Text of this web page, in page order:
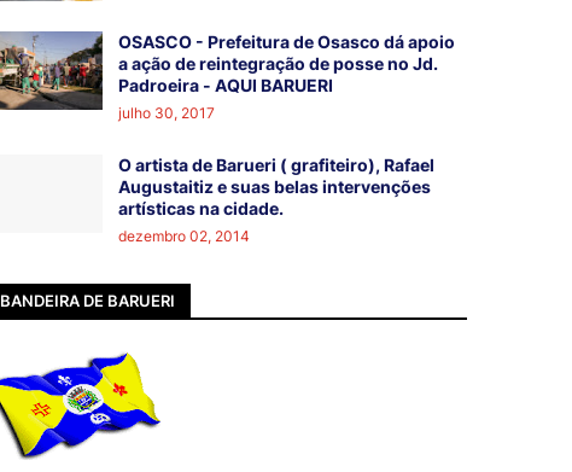
OSASCO - Prefeitura de Osasco dá apoio
a ação de reintegração de posse no Jd.
Padroeira - AQUI BARUERI
julho 30, 2017
O artista de Barueri ( grafiteiro), Rafael
Augustaitiz e suas belas intervenções
artísticas na cidade.
dezembro 02, 2014
BANDEIRA DE BARUERI